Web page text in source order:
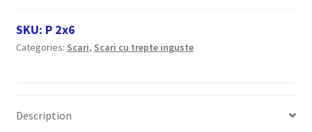
2
tronsoane
quantity
SKU: P 2x6
Categories: Scari, Scari cu trepte inguste
Description